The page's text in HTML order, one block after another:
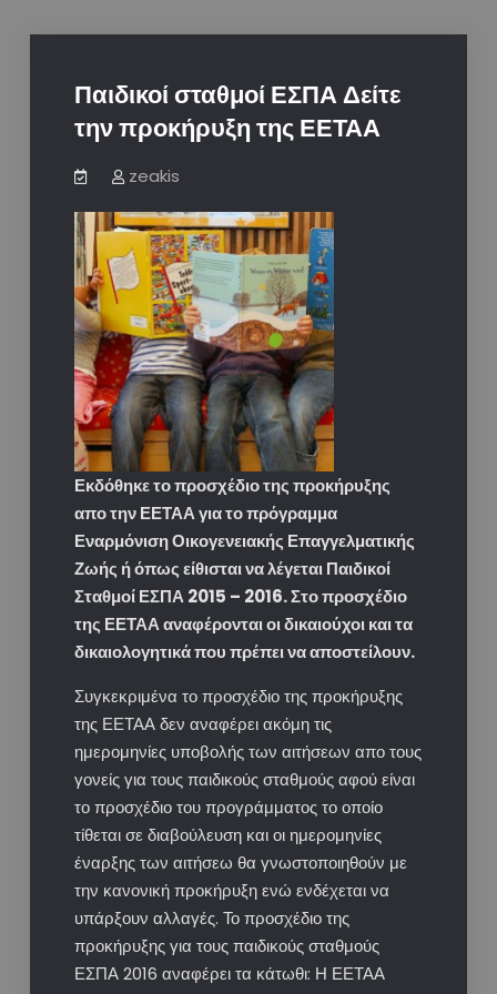
Παιδικοί σταθμοί ΕΣΠΑ Δείτε
την προκήρυξη της ΕΕΤΑΑ
zeakis
Εκδόθηκε το προσχέδιο της προκήρυξης
απο την ΕΕΤΑΑ για το πρόγραμμα
Εναρμόνιση Οικογενειακής Επαγγελματικής
Ζωής ή όπως είθισται να λέγεται Παιδικοί
Σταθμοί ΕΣΠΑ 2015 – 2016. Στο προσχέδιο
της ΕΕΤΑΑ αναφέρονται οι δικαιούχοι και τα
δικαιολογητικά που πρέπει να αποστείλουν.
Συγκεκριμένα το προσχέδιο της προκήρυξης
της ΕΕΤΑΑ δεν αναφέρει ακόμη τις
ημερομηνίες υποβολής των αιτήσεων απο τους
γονείς για τους παιδικούς σταθμούς αφού είναι
το προσχέδιο του προγράμματος το οποίο
τίθεται σε διαβούλευση και οι ημερομηνίες
έναρξης των αιτήσεω θα γνωστοποιηθούν με
την κανονική προκήρυξη ενώ ενδέχεται να
υπάρξουν αλλαγές. Το προσχέδιο της
προκήρυξης για τους παιδικούς σταθμούς
ΕΣΠΑ 2016 αναφέρει τα κάτωθι: Η ΕΕΤΑΑ